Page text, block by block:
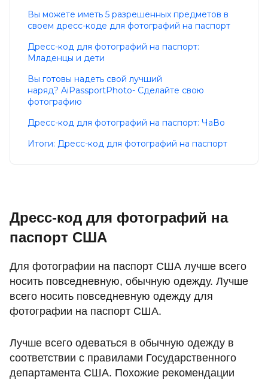
Вы можете иметь 5 разрешенных предметов в
своем дресс-коде для фотографий на паспорт
Дресс-код для фотографий на паспорт:
Младенцы и дети
Вы готовы надеть свой лучший
наряд? AiPassportPhoto- Сделайте свою
фотографию
Дресс-код для фотографий на паспорт: ЧаВо
Итоги: Дресс-код для фотографий на паспорт
Дресс-код для фотографий на
паспорт США
Для фотографии на паспорт США лучше всего
носить повседневную, обычную одежду. Лучше
всего носить повседневную одежду для
фотографии на паспорт США.
Лучше всего одеваться в обычную одежду в
соответствии с правилами Государственного
департамента США. Похожие рекомендации